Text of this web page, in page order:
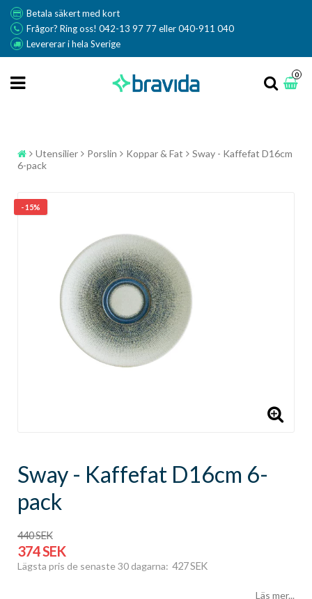
Betala säkert med kort
Frågor? Ring oss! 042-13 97 77 eller 040-911 040
Levererar i hela Sverige
0
Utensilier Porslin Koppar & Fat
Sway - Kaffefat D16cm
6-pack
- 15%
Sway - Kaffefat D16cm 6-
pack
440 SEK
374 SEK
Lägsta pris de senaste 30 dagarna 427 SEK
Läs mer...